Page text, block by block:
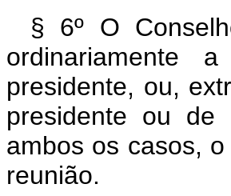
§ 6º O
ordinariamente
presidente, ou,
presidente ou de
ambos os casos,
reunião.